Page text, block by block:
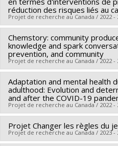
McArdle, Catherine Ratelle,
,Anne-Sophie Denault,David
Ledoux,Sonia Hélie,Sylvain
Julien Bureau,Dale Stack,
Jaunathan Bilodeau ,Audrey
,Annie Dubeau,Lorna Tumbull
Sources de financement :
sciences humaines du Canada
Programmes de subvention :
partenariat
Programmes de subvention :
Co-chercheurs : Katherine
Sources de financement :
Canada
Programmes de subvention :
réduction des risques liés au
Projet de recherche au Canada / 2022 -
Chercheur principal : Olivier
Co-chercheurs : Katherine
Jorge Florès-Aranda,Julie-
Goyette
Sources de financement :
Québec - Société et culture
Programmes de subvention :
concertées - générique
Chemstory: community
knowledge and spark
prevention, and community
Projet de recherche au Canada / 2022 -
Sources de financement :
santé du Canada
Programmes de subvention :
fonctionnement: programme
sur le VIH/sida
Adaptation and mental health
adulthood: Evolution and
and after the COVID-19
Projet de recherche au Canada / 2022 -
Chercheur principal :
Co-chercheurs : Éric Lacourse,
Projet Changer les règles du
Projet de recherche au Canada / 2023 -